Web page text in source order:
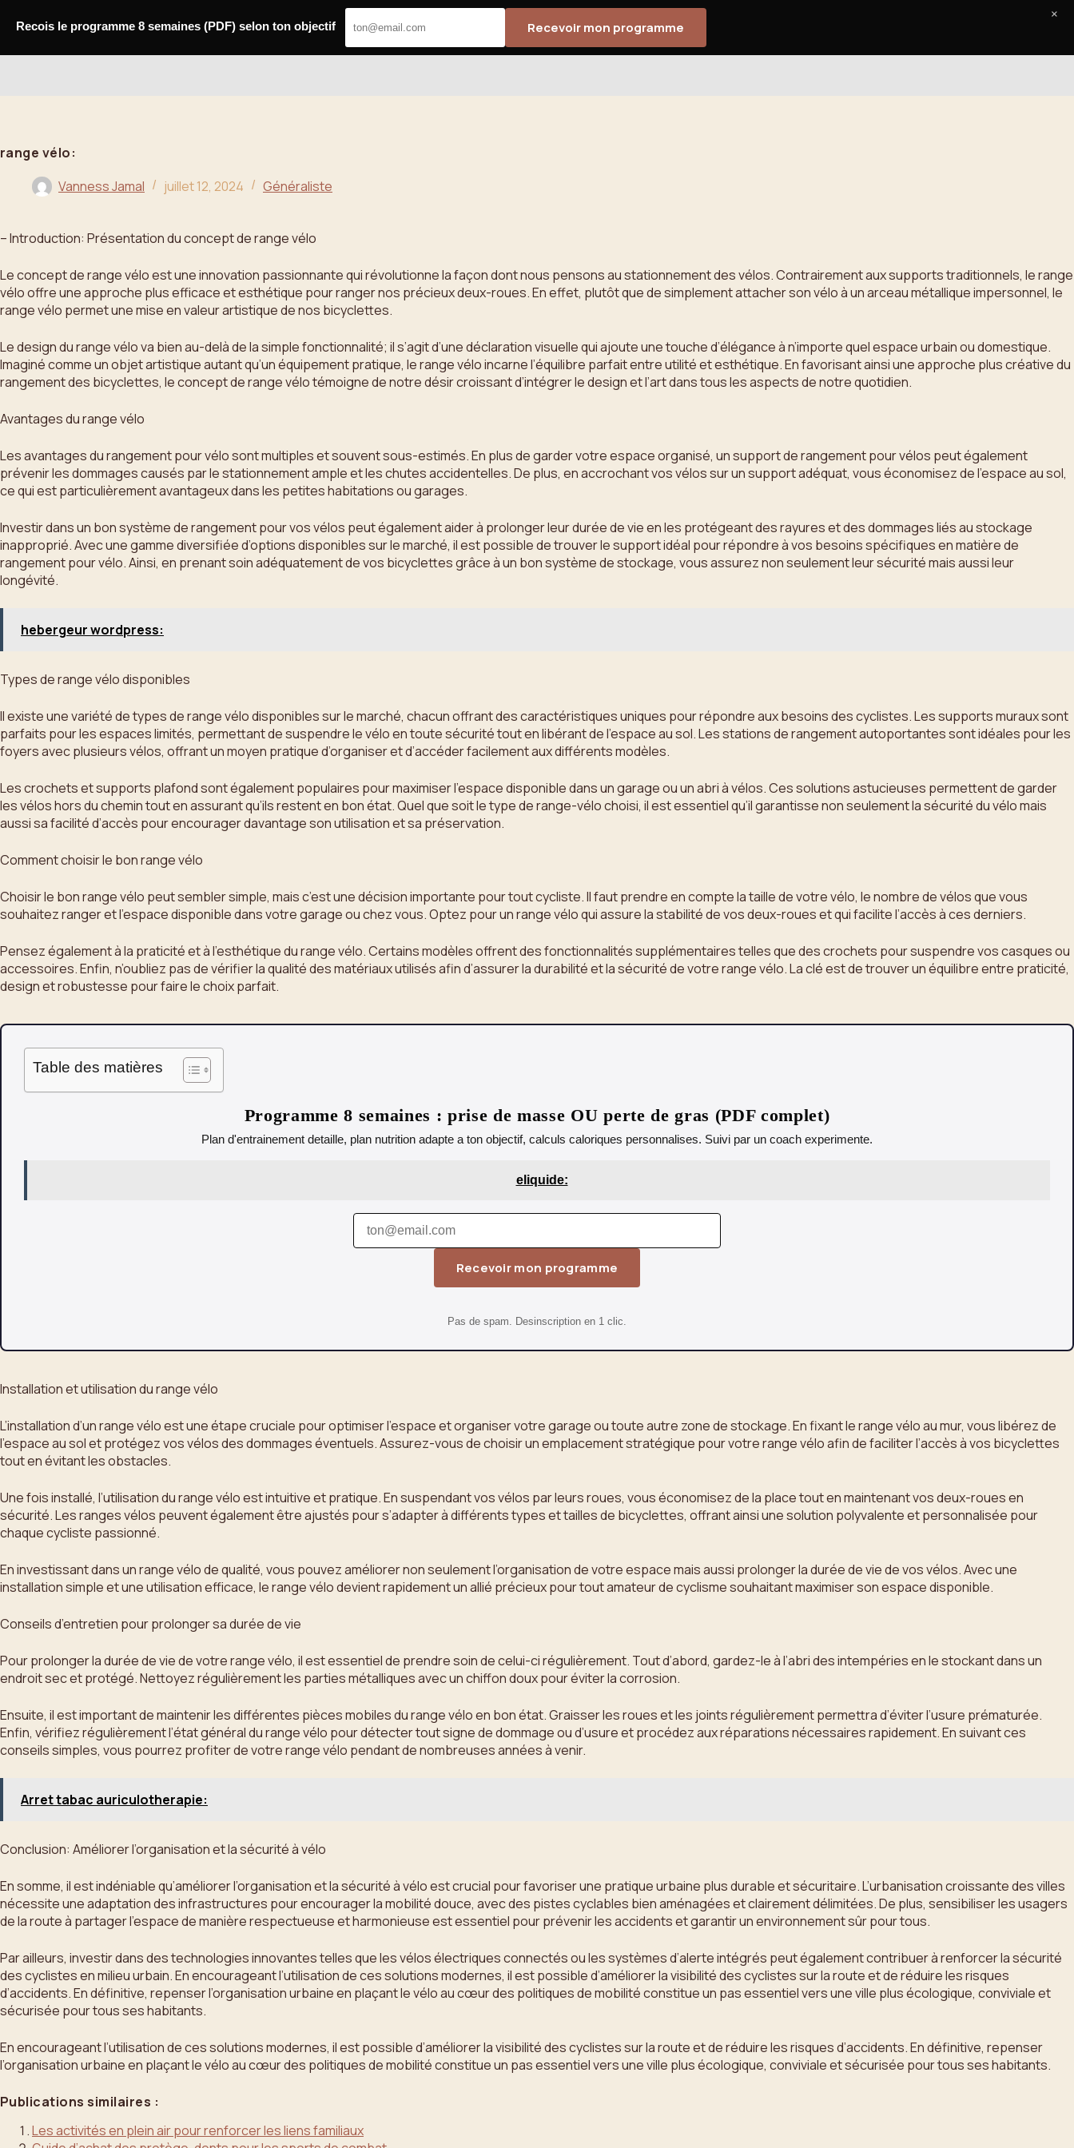
range vélo:
Vanness Jamal
juillet 12, 2024 Généraliste
– Introduction: Présentation du concept de range vélo
Le concept de range vélo est une innovation passionnante qui révolutionne la façon dont nous pensons au stationnement des vélos. Contrairement aux supports traditionnels, le range
vélo offre une approche plus efficace et esthétique pour ranger nos précieux deux-roues. En effet, plutôt que de simplement attacher son vélo à un arceau métallique impersonnel, le
range vélo permet une mise en valeur artistique de nos bicyclettes.
Le design du range vélo va bien au-delà de la simple fonctionnalité; il s’agit d’une déclaration visuelle qui ajoute une touche d’élégance à n’importe quel espace urbain ou domestique.
Imaginé comme un objet artistique autant qu’un équipement pratique, le range vélo incarne l’équilibre parfait entre utilité et esthétique. En favorisant ainsi une approche plus créative du
rangement des bicyclettes, le concept de range vélo témoigne de notre désir croissant d’intégrer le design et l’art dans tous les aspects de notre quotidien.
Avantages du range vélo
Les avantages du rangement pour vélo sont multiples et souvent sous-estimés. En plus de garder votre espace organisé, un support de rangement pour vélos peut également
prévenir les dommages causés par le stationnement ample et les chutes accidentelles. De plus, en accrochant vos vélos sur un support adéquat, vous économisez de l’espace au sol,
ce qui est particulièrement avantageux dans les petites habitations ou garages.
Investir dans un bon système de rangement pour vos vélos peut également aider à prolonger leur durée de vie en les protégeant des rayures et des dommages liés au stockage
inapproprié. Avec une gamme diversifiée d’options disponibles sur le marché, il est possible de trouver le support idéal pour répondre à vos besoins spécifiques en matière de
rangement pour vélo. Ainsi, en prenant soin adéquatement de vos bicyclettes grâce à un bon système de stockage, vous assurez non seulement leur sécurité mais aussi leur
longévité.
hebergeur wordpress:
Types de range vélo disponibles
Il existe une variété de types de range vélo disponibles sur le marché, chacun offrant des caractéristiques uniques pour répondre aux besoins des cyclistes. Les supports muraux sont
parfaits pour les espaces limités, permettant de suspendre le vélo en toute sécurité tout en libérant de l’espace au sol. Les stations de rangement autoportantes sont idéales pour les
foyers avec plusieurs vélos, offrant un moyen pratique d’organiser et d’accéder facilement aux différents modèles.
Les crochets et supports plafond sont également populaires pour maximiser l’espace disponible dans un garage ou un abri à vélos. Ces solutions astucieuses permettent de garder
les vélos hors du chemin tout en assurant qu’ils restent en bon état. Quel que soit le type de range-vélo choisi, il est essentiel qu’il garantisse non seulement la sécurité du vélo mais
aussi sa facilité d’accès pour encourager davantage son utilisation et sa préservation.
Comment choisir le bon range vélo
Choisir le bon range vélo peut sembler simple, mais c’est une décision importante pour tout cycliste. Il faut prendre en compte la taille de votre vélo, le nombre de vélos que vous
souhaitez ranger et l’espace disponible dans votre garage ou chez vous. Optez pour un range vélo qui assure la stabilité de vos deux-roues et qui facilite l’accès à ces derniers.
Pensez également à la praticité et à l’esthétique du range vélo. Certains modèles offrent des fonctionnalités supplémentaires telles que des crochets pour suspendre vos casques ou
accessoires. Enfin, n’oubliez pas de vérifier la qualité des matériaux utilisés afin d’assurer la durabilité et la sécurité de votre range vélo. La clé est de trouver un équilibre entre praticité,
design et robustesse pour faire le choix parfait.
Table des matières
Programme 8 semaines : prise de masse OU perte de gras (PDF complet)
Plan d'entrainement detaille, plan nutrition adapte a ton objectif, calculs caloriques personnalises. Suivi par un coach experimente.
eliquide:
Recevoir mon programme
Pas de spam. Desinscription en 1 clic.
Installation et utilisation du range vélo
L’installation d’un range vélo est une étape cruciale pour optimiser l’espace et organiser votre garage ou toute autre zone de stockage. En fixant le range vélo au mur, vous libérez de
l’espace au sol et protégez vos vélos des dommages éventuels. Assurez-vous de choisir un emplacement stratégique pour votre range vélo afin de faciliter l’accès à vos bicyclettes
tout en évitant les obstacles.
Une fois installé, l’utilisation du range vélo est intuitive et pratique. En suspendant vos vélos par leurs roues, vous économisez de la place tout en maintenant vos deux-roues en
sécurité. Les ranges vélos peuvent également être ajustés pour s’adapter à différents types et tailles de bicyclettes, offrant ainsi une solution polyvalente et personnalisée pour
chaque cycliste passionné.
En investissant dans un range vélo de qualité, vous pouvez améliorer non seulement l’organisation de votre espace mais aussi prolonger la durée de vie de vos vélos. Avec une
installation simple et une utilisation efficace, le range vélo devient rapidement un allié précieux pour tout amateur de cyclisme souhaitant maximiser son espace disponible.
Conseils d’entretien pour prolonger sa durée de vie
Pour prolonger la durée de vie de votre range vélo, il est essentiel de prendre soin de celui-ci régulièrement. Tout d’abord, gardez-le à l’abri des intempéries en le stockant dans un
endroit sec et protégé. Nettoyez régulièrement les parties métalliques avec un chiffon doux pour éviter la corrosion.
Ensuite, il est important de maintenir les différentes pièces mobiles du range vélo en bon état. Graisser les roues et les joints régulièrement permettra d’éviter l’usure prématurée.
Enfin, vérifiez régulièrement l’état général du range vélo pour détecter tout signe de dommage ou d’usure et procédez aux réparations nécessaires rapidement. En suivant ces
conseils simples, vous pourrez profiter de votre range vélo pendant de nombreuses années à venir.
Arret tabac auriculotherapie:
Conclusion: Améliorer l’organisation et la sécurité à vélo
En somme, il est indéniable qu’améliorer l’organisation et la sécurité à vélo est crucial pour favoriser une pratique urbaine plus durable et sécuritaire. L’urbanisation croissante des villes
nécessite une adaptation des infrastructures pour encourager la mobilité douce, avec des pistes cyclables bien aménagées et clairement délimitées. De plus, sensibiliser les usagers
de la route à partager l’espace de manière respectueuse et harmonieuse est essentiel pour prévenir les accidents et garantir un environnement sûr pour tous.
Par ailleurs, investir dans des technologies innovantes telles que les vélos électriques connectés ou les systèmes d’alerte intégrés peut également contribuer à renforcer la sécurité
des cyclistes en milieu urbain. En encourageant l’utilisation de ces solutions modernes, il est possible d’améliorer la visibilité des cyclistes sur la route et de réduire les risques
d’accidents. En définitive, repenser l’organisation urbaine en plaçant le vélo au cœur des politiques de mobilité constitue un pas essentiel vers une ville plus écologique, conviviale et
sécurisée pour tous ses habitants.
En encourageant l’utilisation de ces solutions modernes, il est possible d’améliorer la visibilité des cyclistes sur la route et de réduire les risques d’accidents. En définitive, repenser
l’organisation urbaine en plaçant le vélo au cœur des politiques de mobilité constitue un pas essentiel vers une ville plus écologique, conviviale et sécurisée pour tous ses habitants.
Publications similaires :
Les activités en plein air pour renforcer les liens familiaux
Recois le programme 8 semaines (PDF) selon ton objectif Recevoir mon programme
×